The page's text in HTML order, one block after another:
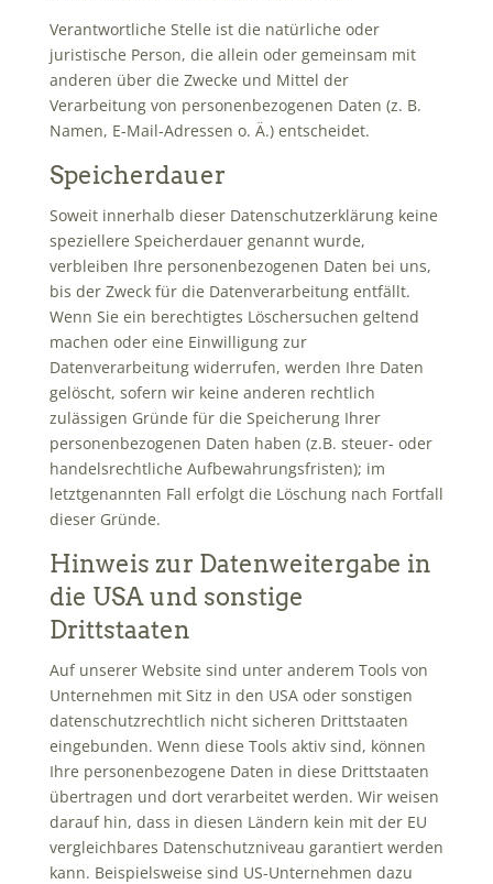
Verantwortliche Stelle ist die natürliche oder
juristische Person, die allein oder gemeinsam mit
anderen über die Zwecke und Mittel der
Verarbeitung von personenbezogenen Daten (z. B.
Namen, E-Mail-Adressen o. Ä.) entscheidet.
Speicherdauer
Soweit innerhalb dieser Datenschutzerklärung keine
speziellere Speicherdauer genannt wurde,
verbleiben Ihre personenbezogenen Daten bei uns,
bis der Zweck für die Datenverarbeitung entfällt.
Wenn Sie ein berechtigtes Löschersuchen geltend
machen oder eine Einwilligung zur
Datenverarbeitung widerrufen, werden Ihre Daten
gelöscht, sofern wir keine anderen rechtlich
zulässigen Gründe für die Speicherung Ihrer
personenbezogenen Daten haben (z.B. steuer- oder
handelsrechtliche Aufbewahrungsfristen); im
letztgenannten Fall erfolgt die Löschung nach Fortfall
dieser Gründe.
Hinweis zur Datenweitergabe in
die USA und sonstige
Drittstaaten
Auf unserer Website sind unter anderem Tools von
Unternehmen mit Sitz in den USA oder sonstigen
datenschutzrechtlich nicht sicheren Drittstaaten
eingebunden. Wenn diese Tools aktiv sind, können
Ihre personenbezogene Daten in diese Drittstaaten
übertragen und dort verarbeitet werden. Wir weisen
darauf hin, dass in diesen Ländern kein mit der EU
vergleichbares Datenschutzniveau garantiert werden
kann. Beispielsweise sind US-Unternehmen dazu